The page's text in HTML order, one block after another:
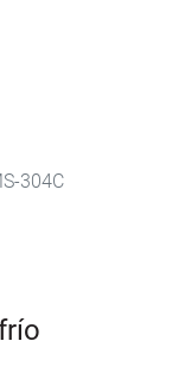
304C